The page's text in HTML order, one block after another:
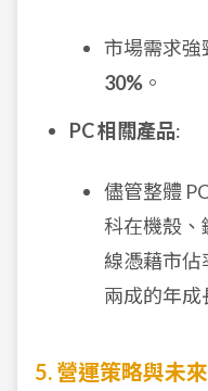
市場需求強
30% 。
PC 相關產品:
儘管整體
科在機殼、
線憑藉市佔
兩成的年成
5. 營運策略與未